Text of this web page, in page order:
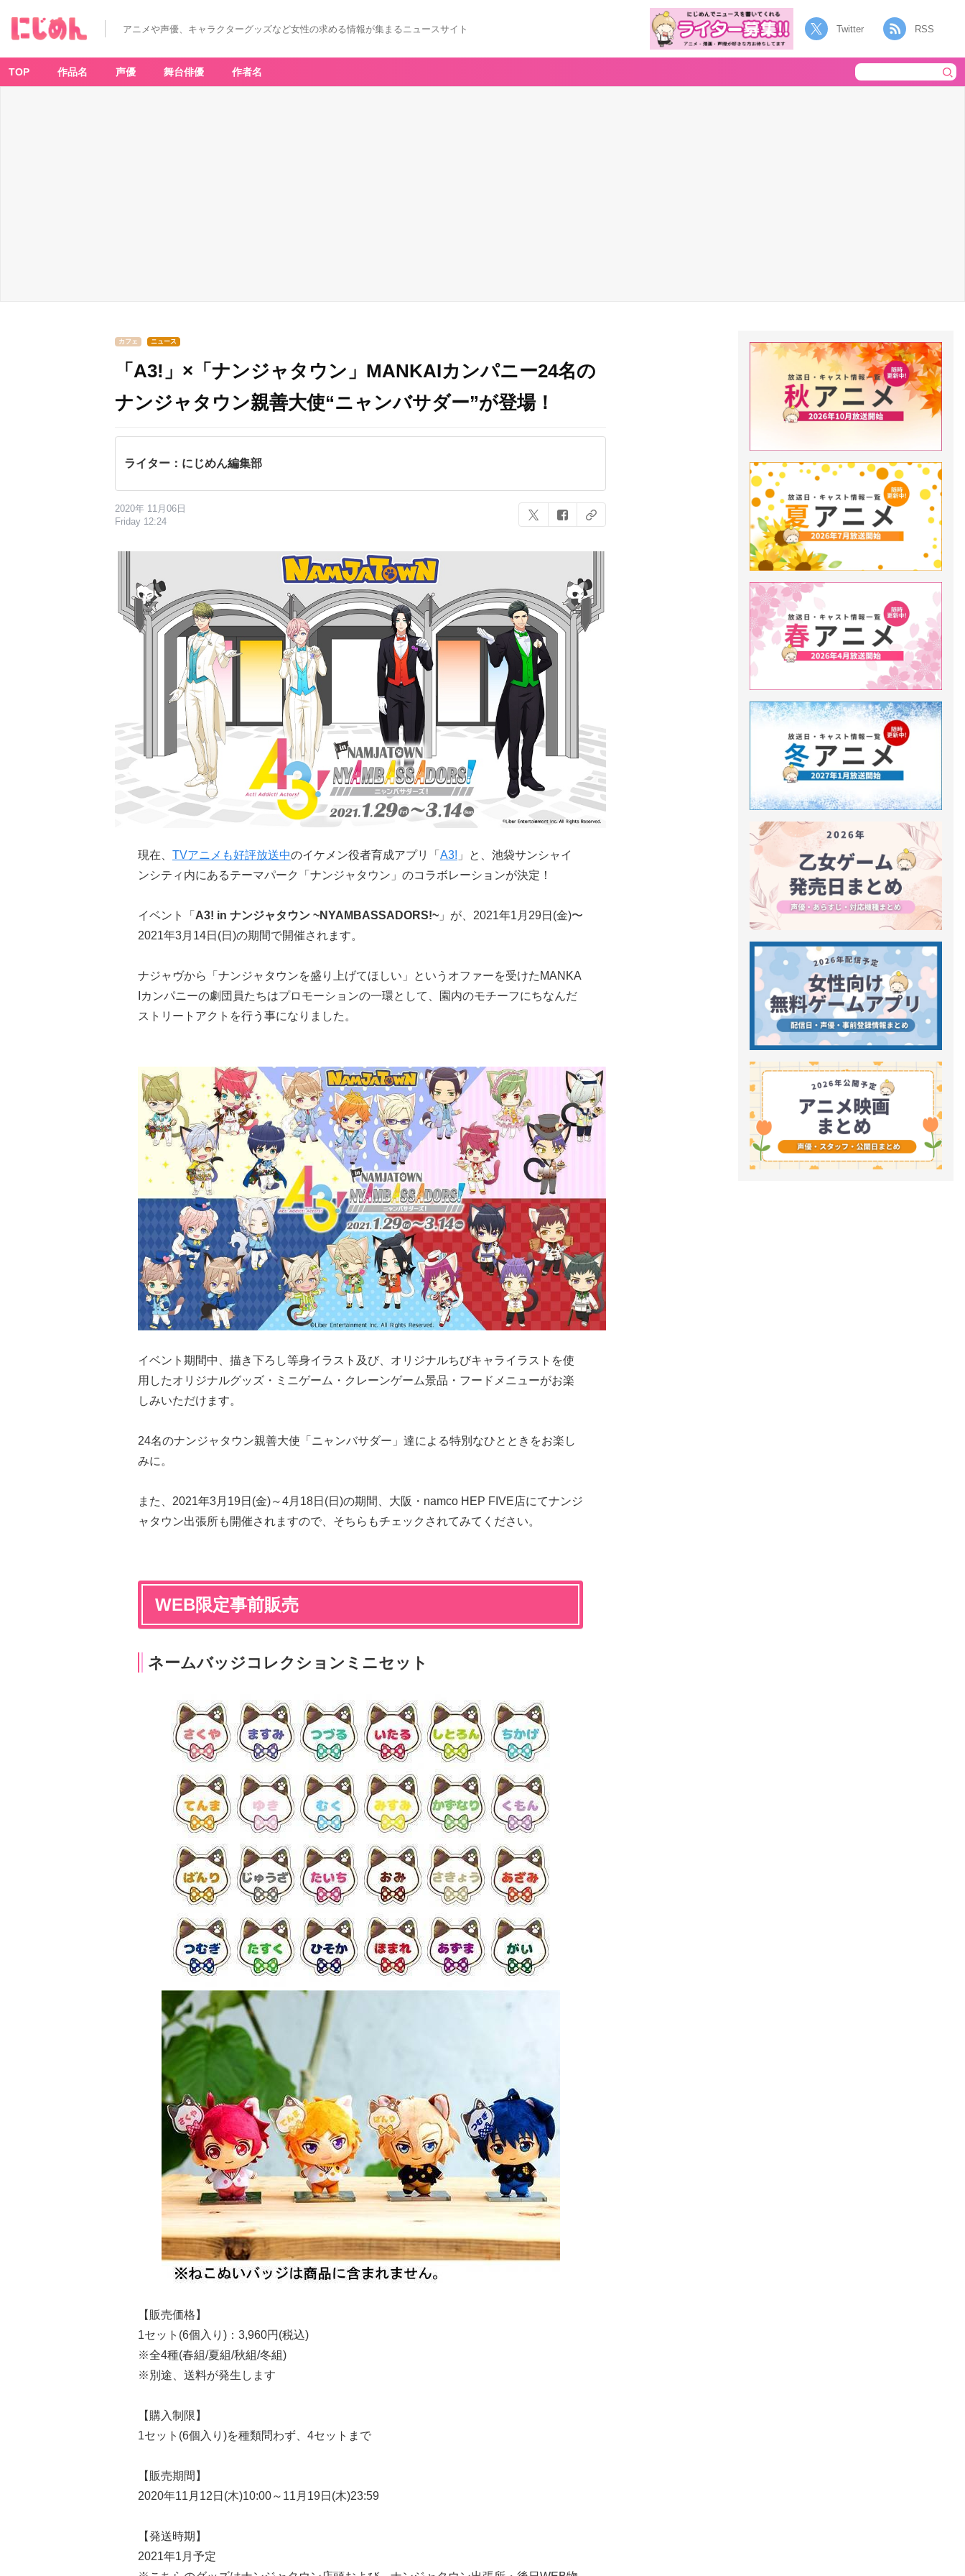
アニメや声優、キャラクターグッズなど女性の求める情報が集まるニュースサイト Twitter RSS
TOP 作品名 声優 舞台俳優 作者名
カフェ ニュース
「A3!」×「ナンジャタウン」MANKAIカンパニー24名の
ナンジャタウン親善大使“ニャンバサダー”が登場！
ライター：にじめん編集部
2020年 11月06日
Friday 12:24
現在、 TVアニメも好評放送中のイケメン役者育成アプリ「 A3! 」と、池袋サンシャイ
ンシティ内にあるテーマパーク「ナンジャタウン」のコラボレーションが決定！
イベント「 A3! in ナンジャタウン ~NYAMBASSADORS!~ 」が、2021年1月29日(金)〜
2021年3月14日(日)の期間で開催されます。
ナジャヴから「ナンジャタウンを盛り上げてほしい」というオファーを受けたMANKA
Iカンパニーの劇団員たちは​プロモーションの一環として、園内のモチーフにちなんだ
ストリートアクトを行う事になりました。​
イベント期間中、描き下ろし等身イラスト及び、オリジナルちびキャライラストを使
用したオリジナルグッズ・ミニゲーム・クレーンゲーム景品・フードメニューがお楽
しみいただけます。
24名のナンジャタウン親善大使「ニャンバサダー」達による特別なひとときをお楽し
みに。​
また、2021年3月19日(金)～4月18日(日)​の期間、大阪・namco HEP FIVE店にてナンジ
ャタウン出張所も開催されますので、そちらもチェックされてみてください。
WEB限定事前販売
ネームバッジコレクションミニセット
【販売価格】
1セット(6個入り)：3,960円(税込)
※全4種(春組/夏組/秋組/冬組)
※別途、送料が発生します
【購入制限】
1セット(6個入り)を種類問わず、4セットまで​
【販売期間】
2020年11月12日(木)10:00～11月19日(木)23:59
【発送時期】
2021年1月予定​